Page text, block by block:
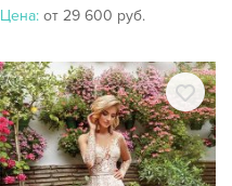
Цена: от 29 600 руб.